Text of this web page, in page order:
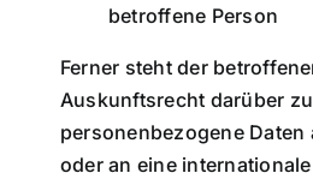
betroffene Person
Ferner steht der
Auskunftsrecht darüber
personenbezogene Daten
oder an eine